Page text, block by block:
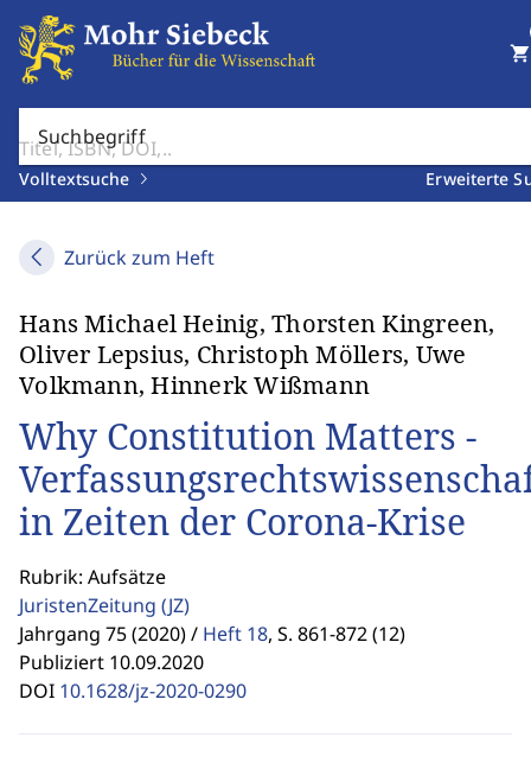
Suchbegriff
Volltextsuche Erweiterte
shopping_cart
Zurück zum Heft
Hans Michael Heinig, Thorsten Kingreen,
Oliver Lepsius, Christoph Möllers, Uwe
Volkmann, Hinnerk Wißmann
Why Constitution Matters -
in Zeiten der Corona-Krise
Rubrik: Aufsätze
JuristenZeitung (JZ)
Jahrgang 75 (2020) / Heft 18, S. 861-872 (12)
Publiziert 10.09.2020
DOI 10.1628/jz-2020-0290